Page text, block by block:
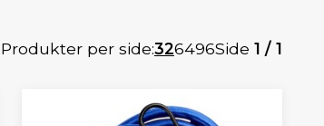
Produkter per side:326496Side 1 / 1